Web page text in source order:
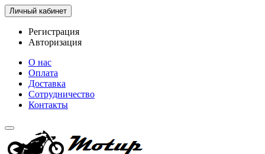
Личный кабинет
Регистрация
Авторизация
О нас
Оплата
Доставка
Сотрудничество
Контакты